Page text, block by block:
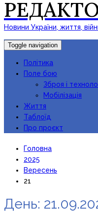
Новини України, життя,
Toggle navigation
Політика
Поле бою
Зброя і
Мобілізація
Життя
Таблоїд
Про проєкт
Головна
2025
Вересень
21
День: